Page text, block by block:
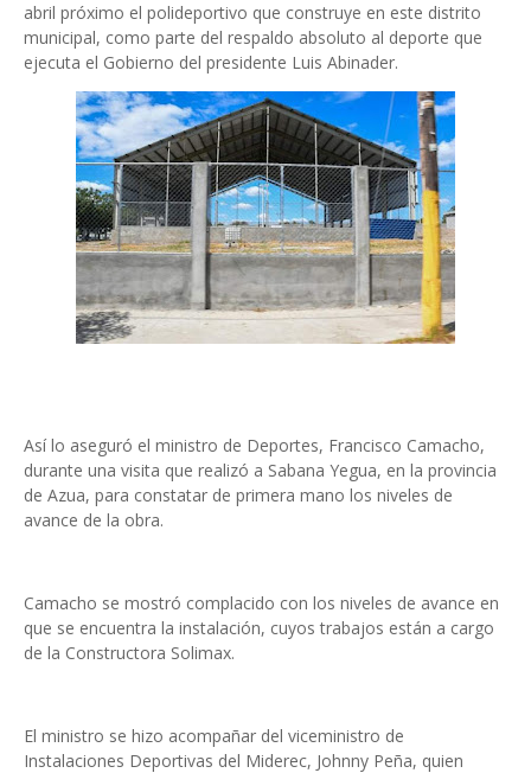
abril próximo el polideportivo que construye en este distrito
municipal, como parte del respaldo absoluto al deporte que
ejecuta el Gobierno del presidente Luis Abinader.
Así lo aseguró el ministro de Deportes, Francisco Camacho,
durante una visita que realizó a Sabana Yegua, en la provincia
de Azua, para constatar de primera mano los niveles de
avance de la obra.
Camacho se mostró complacido con los niveles de avance en
que se encuentra la instalación, cuyos trabajos están a cargo
de la Constructora Solimax.
El ministro se hizo acompañar del viceministro de
Instalaciones Deportivas del Miderec, Johnny Peña, quien